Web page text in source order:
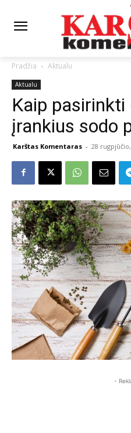
Pradžia Aktualu
Aktualu
Kaip pasirinkti
įrankius sodo
Karštas Komentaras - 28
-